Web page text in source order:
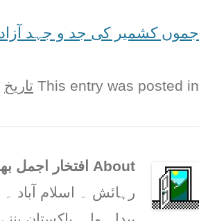
جموں کشمیر کی جد و جہد
This entry was posted in تاریخ
About افتخار اجمل بھوپال
رہائش ۔ اسلام